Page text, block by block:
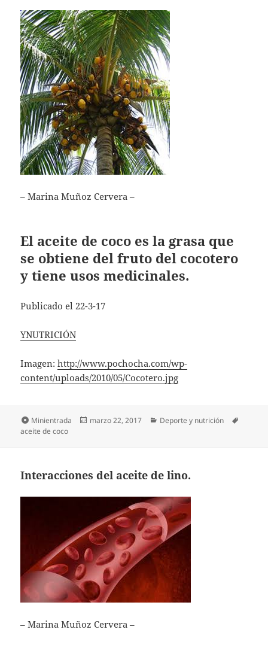
– Marina Muñoz Cervera –
El aceite de coco es la grasa que
se obtiene del fruto del cocotero
y tiene usos medicinales.
Publicado el 22-3-17
YNUTRICIÓN
Imagen:http://www.pochocha.com/wp-
content/uploads/2010/05/Cocotero.jpg
Formato
Minientrada
Publicado
marzo 22, 2017 Categorías
Deporte y nutrición
aceite de coco
Interacciones del aceite de lino.
– Marina Muñoz Cervera –